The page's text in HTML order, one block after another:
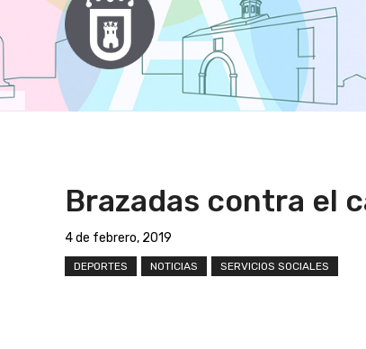
Brazadas contra el
4 de febrero, 2019
DEPORTES NOTICIAS SERVICIOS SOCIALES